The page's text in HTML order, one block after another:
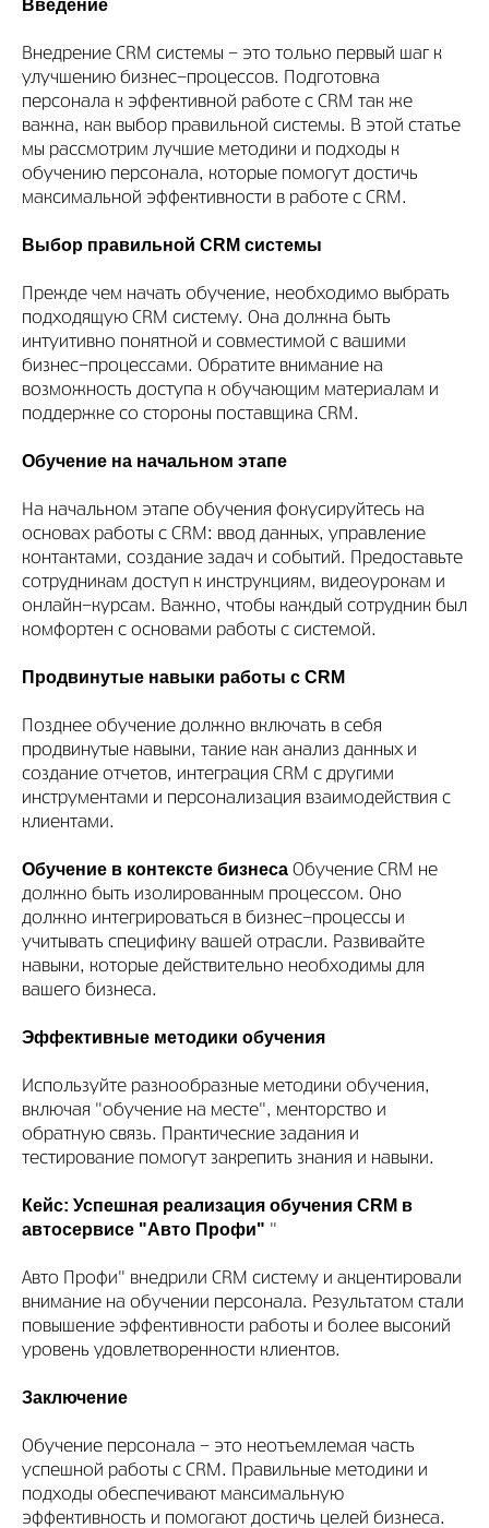
Введение
Внедрение CRM системы - это только первый шаг к
улучшению бизнес-процессов. Подготовка
персонала к эффективной работе с CRM так же
важна, как выбор правильной системы. В этой статье
мы рассмотрим лучшие методики и подходы к
обучению персонала, которые помогут достичь
максимальной эффективности в работе с CRM.
Выбор правильной CRM системы
Прежде чем начать обучение, необходимо выбрать
подходящую CRM систему. Она должна быть
интуитивно понятной и совместимой с вашими
бизнес-процессами. Обратите внимание на
возможность доступа к обучающим материалам и
поддержке со стороны поставщика CRM.
Обучение на начальном этапе
На начальном этапе обучения фокусируйтесь на
основах работы с CRM: ввод данных, управление
контактами, создание задач и событий. Предоставьте
сотрудникам доступ к инструкциям, видеоурокам и
онлайн-курсам. Важно, чтобы каждый сотрудник был
комфортен с основами работы с системой.
Продвинутые навыки работы с CRM
Позднее обучение должно включать в себя
продвинутые навыки, такие как анализ данных и
создание отчетов, интеграция CRM с другими
инструментами и персонализация взаимодействия с
клиентами.
Обучение в контексте бизнеса Обучение CRM не
должно быть изолированным процессом. Оно
должно интегрироваться в бизнес-процессы и
учитывать специфику вашей отрасли. Развивайте
навыки, которые действительно необходимы для
вашего бизнеса.
Эффективные методики обучения
Используйте разнообразные методики обучения,
включая "обучение на месте", менторство и
обратную связь. Практические задания и
тестирование помогут закрепить знания и навыки.
Кейс: Успешная реализация обучения CRM в
автосервисе "Авто Профи" "
Авто Профи" внедрили CRM систему и акцентировали
внимание на обучении персонала. Результатом стали
повышение эффективности работы и более высокий
уровень удовлетворенности клиентов.
Заключение
Обучение персонала - это неотъемлемая часть
успешной работы с CRM. Правильные методики и
подходы обеспечивают максимальную
эффективность и помогают достичь целей бизнеса.